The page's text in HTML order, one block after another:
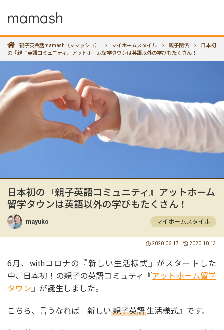
mamash
親子英会話mamash（ママッシュ） > マイホームスタイル > 親子関係 >
日本初
の『親子英語コミュニティ』アットホーム留学タウンは英語以外の学びもたくさん！
日本初の『親子英語コミュニティ』アットホーム
留学タウンは英語以外の学びもたくさん！
mayuko マイホームスタイル
2020.06.17 2020.10.13
6月、withコロナの『新しい生活様式』がスタートした
中、日本初！の親子の英語コミュティ『アットホーム留学
タウン』が誕生しました。
こちら、言うなれば『新しい 親子英語 生活様式』です。